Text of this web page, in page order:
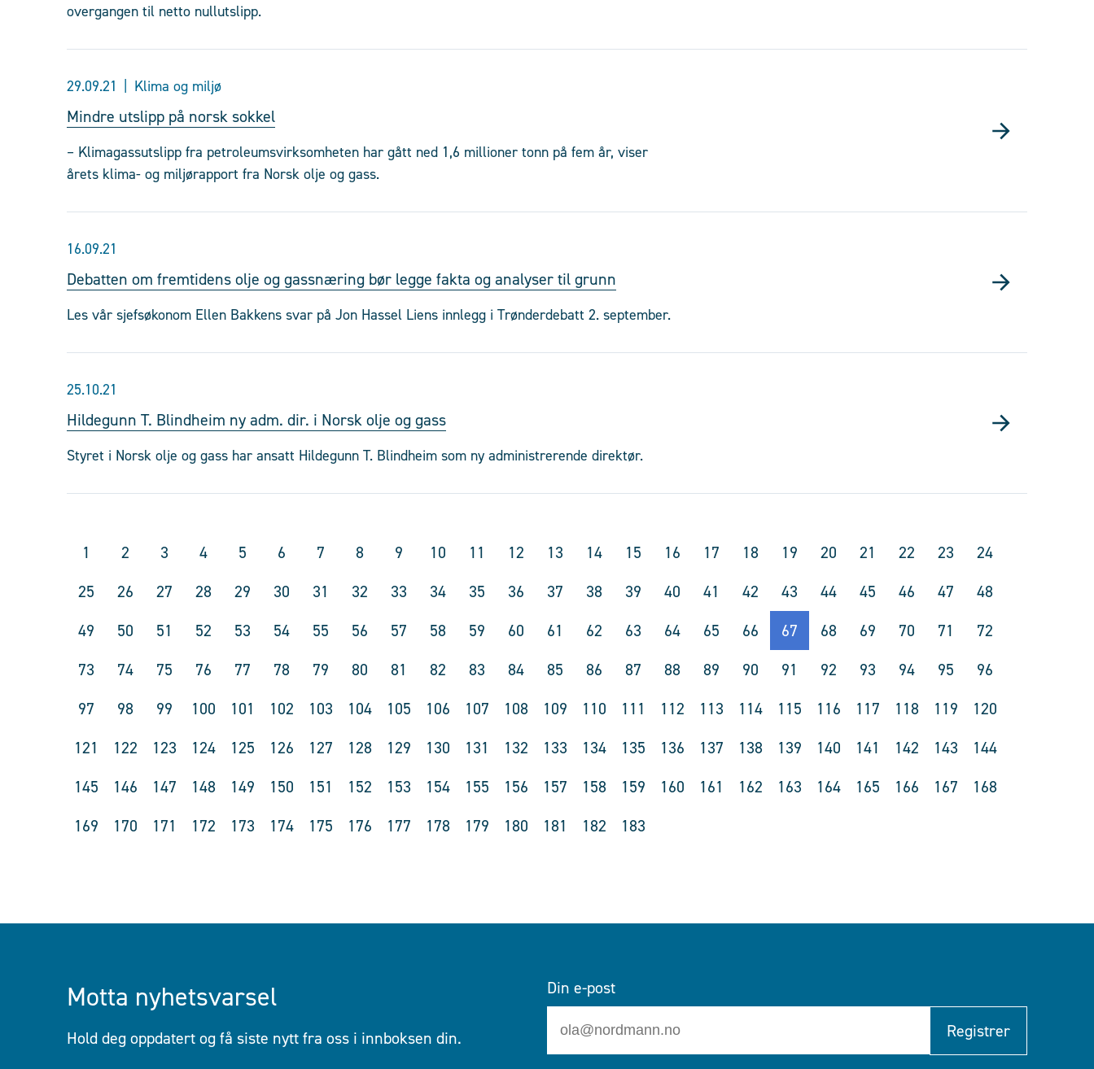
overgangen til netto nullutslipp.
29.09.21 Klima og miljø
Mindre utslipp på norsk sokkel
– Klimagassutslipp fra petroleumsvirksomheten har gått ned 1,6 millioner tonn på fem år, viser
årets klima- og miljørapport fra Norsk olje og gass.
16.09.21
Debatten om fremtidens olje og gassnæring bør legge fakta og analyser til grunn
Les vår sjefsøkonom Ellen Bakkens svar på Jon Hassel Liens innlegg i Trønderdebatt 2. september.
25.10.21
Hildegunn T. Blindheim ny adm. dir. i Norsk olje og gass
Styret i Norsk olje og gass har ansatt Hildegunn T. Blindheim som ny administrerende direktør.
1 2 3 4 5 6 7 8 9 10 11 12 13 14 15 16 17 18 19 20 21 22 23
24
25
26 27 28 29 30 31 32 33 34 35 36 37 38 39 40 41 42 43 44 45 46 47
48
49
50 51 52 53 54 55 56 57 58 59 60 61 62 63 64 65 66 67 68 69 70 71
72
73
74 75 76 77 78 79 80 81 82 83 84 85 86 87 88 89 90 91 92 93 94 95
96
97
98 99 100 101 102 103 104 105 106 107 108 109 110 111 112 113 114 115 116 117 118 119
120
121
122 123 124 125 126 127 128 129 130 131 132 133 134 135 136 137 138 139 140 141 142 143
144
145
146 147 148 149 150 151 152 153 154 155 156 157 158 159 160 161 162 163 164 165 166 167
168
169
170 171 172 173 174 175 176 177 178 179 180 181 182 183
Motta nyhetsvarsel
Hold deg oppdatert og få siste nytt fra oss i innboksen din.
Din e-post
Registrer